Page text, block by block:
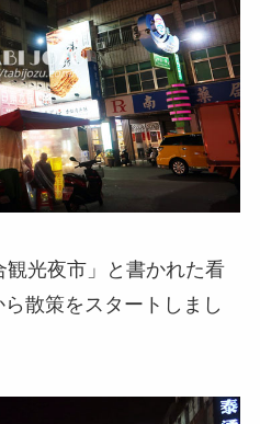
光夜市」と書かれた看
散策をスタートしまし